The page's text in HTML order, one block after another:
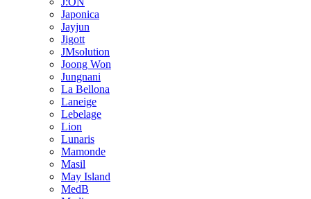
Japonica
Jayjun
Jigott
JMsolution
Joong Won
Jungnani
La Bellona
Laneige
Lebelage
Lion
Lunaris
Mamonde
Masil
May Island
MedB